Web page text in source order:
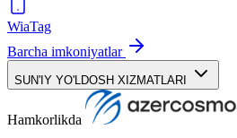
WiaTag
Barcha imkoniyatlar
SUN'IY YO'LDOSH XIZMATLARI
Hamkorlikda